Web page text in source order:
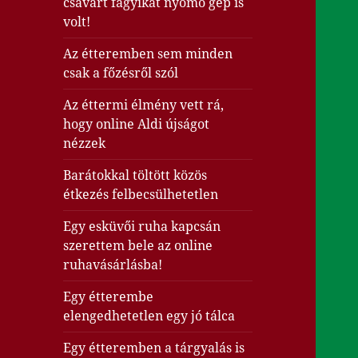
volt!
Az étteremben sem minden
csak a főzésről szól
Az éttermi élmény vett rá,
hogy online Aldi újságot
nézzek
Barátokkal töltött közös
étkezés felbecsülhetetlen
Egy esküvői ruha kapcsán
szerettem bele az online
ruhavásárlásba!
Egy étterembe
elengedhetetlen egy jó tálca
Egy étteremben a tárgyalás is